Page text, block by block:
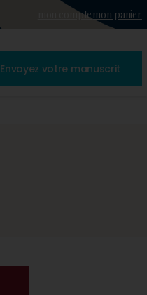
mon comptemon panier
Envoyez votre manuscrit